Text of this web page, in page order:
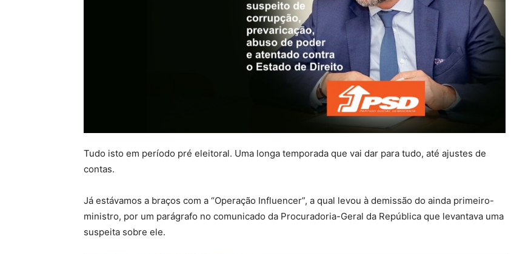
Tudo isto em período pré eleitoral. Uma longa temporada que vai dar para tudo, até ajustes de
contas.
Já estávamos a braços com a “Operação Influencer”, a qual levou à demissão do ainda primeiro-
ministro, por um parágrafo no comunicado da Procuradoria-Geral da República que levantava uma
suspeita sobre ele.